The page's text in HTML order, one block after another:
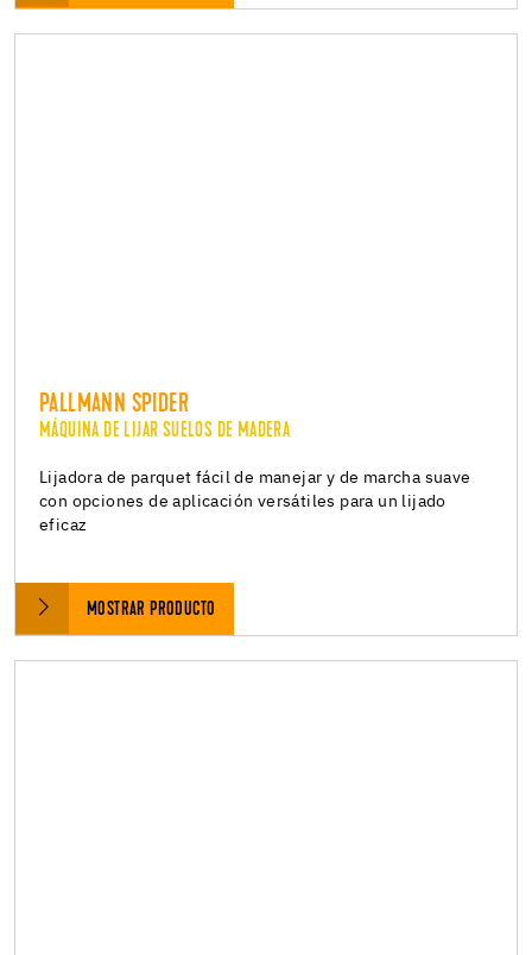
PALLMANN SPIDER
MÁQUINA DE LIJAR SUELOS DE MADERA
Lijadora de parquet fácil de manejar y de marcha suave
con opciones de aplicación versátiles para un lijado
eficaz
MOSTRAR PRODUCTO